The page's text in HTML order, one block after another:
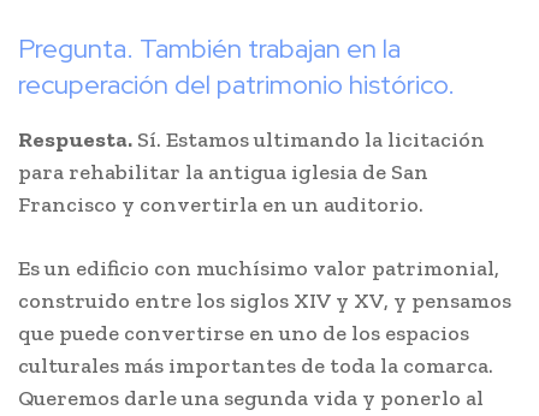
Pregunta. También trabajan en la
recuperación del patrimonio histórico.
Respuesta. Sí. Estamos ultimando la licitación
para rehabilitar la antigua iglesia de San
Francisco y convertirla en un auditorio.
Es un edificio con muchísimo valor patrimonial,
construido entre los siglos XIV y XV, y pensamos
que puede convertirse en uno de los espacios
culturales más importantes de toda la comarca.
Queremos darle una segunda vida y ponerlo al